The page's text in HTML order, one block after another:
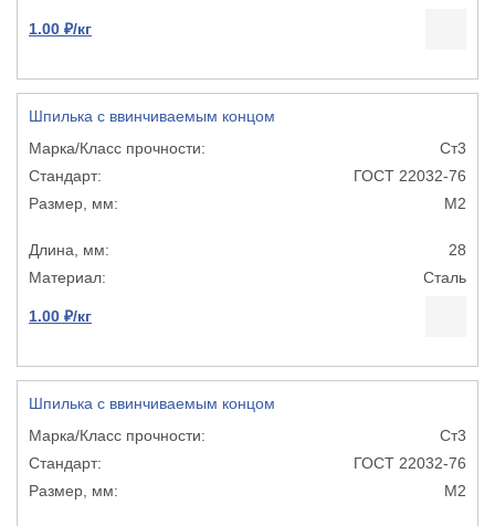
1.00 ₽/кг
Шпилька с ввинчиваемым концом
Ст3
ГОСТ 22032-76
М2
28
Сталь
1.00 ₽/кг
Шпилька с ввинчиваемым концом
Ст3
ГОСТ 22032-76
М2